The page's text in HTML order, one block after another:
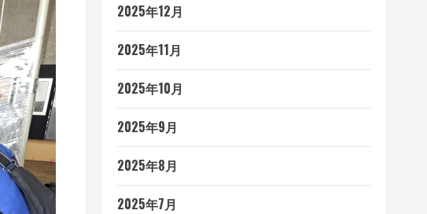
2025年12月
2025年11月
2025年10月
2025年9月
2025年8月
2025年7月